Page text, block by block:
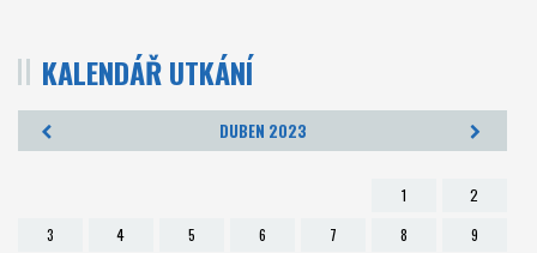
O klubu
Partneři
KALENDÁŘ UTKÁNÍ
DUBEN 2023
1
2
3
4 5 6 7 8
9